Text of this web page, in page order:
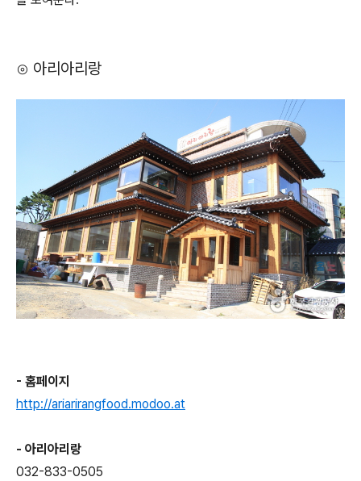
⊙ 아리아리랑
- 홈페이지
http://ariarirangfood.modoo.at
- 아리아리랑
032-833-0505